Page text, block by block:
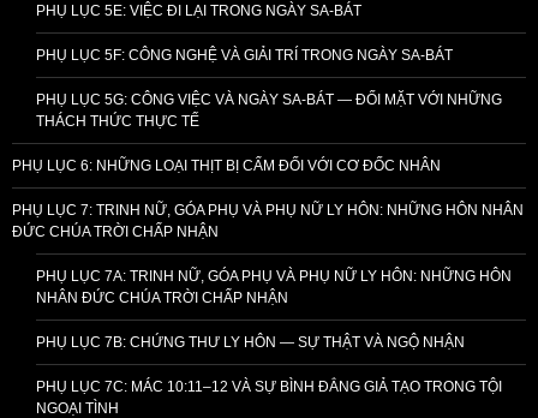
PHỤ LỤC 5E: VIỆC ĐI LẠI TRONG NGÀY SA-BÁT
PHỤ LỤC 5F: CÔNG NGHỆ VÀ GIẢI TRÍ TRONG NGÀY SA-BÁT
PHỤ LỤC 5G: CÔNG VIỆC VÀ NGÀY SA-BÁT — ĐỐI MẶT VỚI NHỮNG
THÁCH THỨC THỰC TẾ
PHỤ LỤC 6: NHỮNG LOẠI THỊT BỊ CẤM ĐỐI VỚI CƠ ĐỐC NHÂN
PHỤ LỤC 7: TRINH NỮ, GÓA PHỤ VÀ PHỤ NỮ LY HÔN: NHỮNG HÔN NHÂN
ĐỨC CHÚA TRỜI CHẤP NHẬN
PHỤ LỤC 7A: TRINH NỮ, GÓA PHỤ VÀ PHỤ NỮ LY HÔN: NHỮNG HÔN
NHÂN ĐỨC CHÚA TRỜI CHẤP NHẬN
PHỤ LỤC 7B: CHỨNG THƯ LY HÔN — SỰ THẬT VÀ NGỘ NHẬN
PHỤ LỤC 7C: MÁC 10:11–12 VÀ SỰ BÌNH ĐẲNG GIẢ TẠO TRONG TỘI
NGOẠI TÌNH